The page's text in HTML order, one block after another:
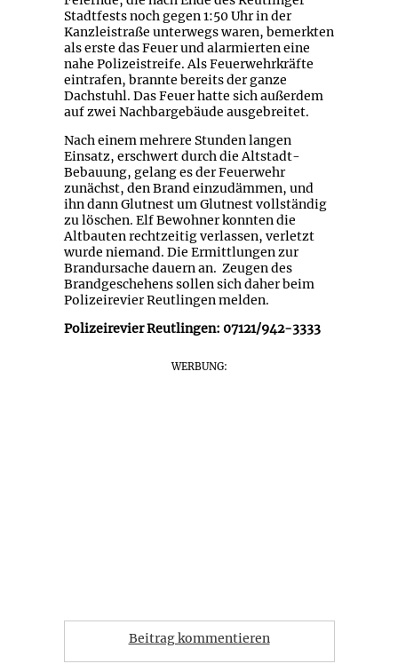
Stadtfests noch gegen 1:50 Uhr in der
Kanzleistraße unterwegs waren, bemerkten
als erste das Feuer und alarmierten eine
nahe Polizeistreife. Als Feuerwehrkräfte
eintrafen, brannte bereits der ganze
Dachstuhl. Das Feuer hatte sich außerdem
auf zwei Nachbargebäude ausgebreitet.
Nach einem mehrere Stunden langen
Einsatz, erschwert durch die Altstadt-
Bebauung, gelang es der Feuerwehr
zunächst, den Brand einzudämmen, und
ihn dann Glutnest um Glutnest vollständig
zu löschen. Elf Bewohner konnten die
Altbauten rechtzeitig verlassen, verletzt
wurde niemand. Die Ermittlungen zur
Brandursache dauern an. Zeugen des
Brandgeschehens sollen sich daher beim
Polizeirevier Reutlingen melden.
Polizeirevier Reutlingen: 07121/942-3333
WERBUNG:
Beitrag kommentieren